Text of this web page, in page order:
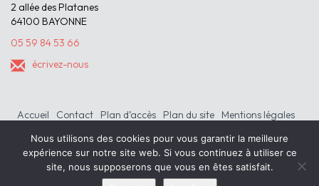
2 allée des Platanes
64100 BAYONNE
05 59 84 53 66
écrivez-nous
Accueil Contact Plan d’accès Plan du site Mentions légales
Nous utilisons des cookies pour vous garantir la meilleure
expérience sur notre site web. Si vous continuez à utiliser ce
site, nous supposerons que vous en êtes satisfait.